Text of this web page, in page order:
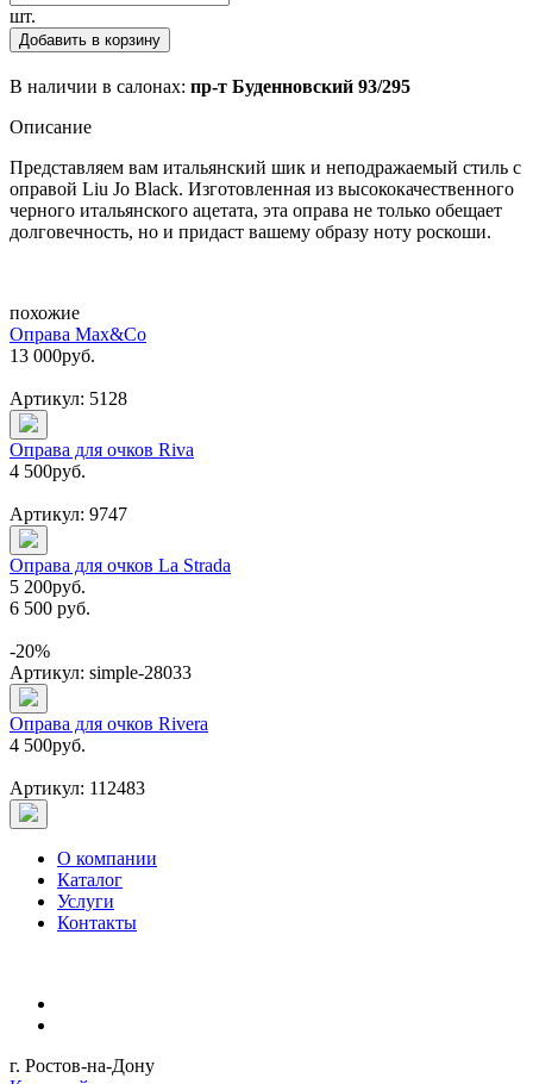
шт.
Добавить в корзину
В наличии в салонах: пр-т Буденновский 93/295
Описание
Представляем вам итальянский шик и неподражаемый стиль с
оправой Liu Jo Black. Изготовленная из высококачественного
черного итальянского ацетата, эта оправа не только обещает
долговечность, но и придаст вашему образу ноту роскоши.
похожие
Оправа Max&Co
13 000руб.
Артикул: 5128
Оправа для очков Riva
4 500руб.
Артикул: 9747
Оправа для очков La Strada
5 200руб.
6 500 руб.
-20%
Артикул: simple-28033
Оправа для очков Rivera
4 500руб.
Артикул: 112483
О компании
Каталог
Услуги
Контакты
г. Ростов-на-Дону